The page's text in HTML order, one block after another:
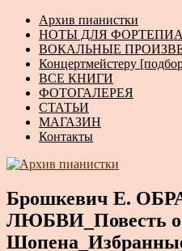
Архив пианистки
НОТЫ ДЛЯ
ВОКАЛЬНЫЕ
Концертмейстеру
ВСЕ КНИГИ
ФОТОГАЛЕРЕЯ
СТАТЬИ
МАГАЗИН
Контакты
Брошкевич Е.
ЛЮБВИ_Повесть